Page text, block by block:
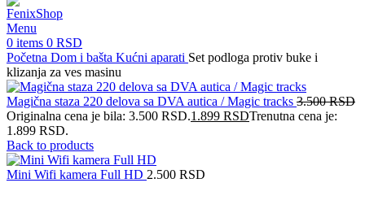
Menu
0 items 0 RSD
Početna Dom i bašta Kućni aparati Set podloga protiv buke i
klizanja za ves masinu
Magična staza 220 delova sa DVA autica / Magic tracks 3.500RSD
Originalna cena je bila: 3.500 RSD.1.899 RSDTrenutna cena je:
1.899 RSD.
Back to products
Mini Wifi kamera Full HD 2.500 RSD